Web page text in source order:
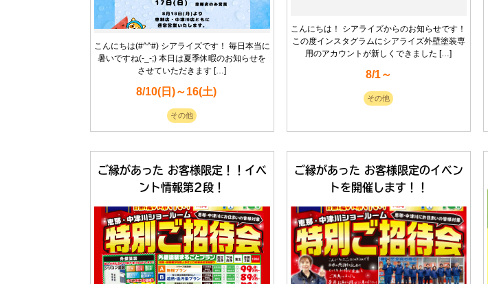
こんにちは(#^^#) シアライズです！ 毎日本当に
暑いですね(-_-;) 本日は夏季休暇のお知らせを
させていただきます […]
8/10(日)～16(土)
その他
こんにちは！ シアライズからのお知らせです！
この度インスタグラムにシアライズ外壁塗装専
用のアカウントが新しくできました […]
8/1～
その他
ご縁があった お客様限定！！イベ
ント情報第2段！
ご縁があった お客様限定のイベン
トを開催します！！